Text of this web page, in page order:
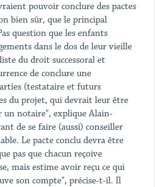
pouvoir conclure des pactes
bien sûr, que le principal
question que les enfants
dans le dos de leur vieille
du droit successoral et
de conclure une
(testataire et futurs
du projet, qui devrait leur être
un notaire", explique Alain-
de se faire (aussi) conseiller
Le pacte conclu devra être
pas que chacun reçoive
mais estime avoir reçu ce qui
son compte", précise-t-il. Il